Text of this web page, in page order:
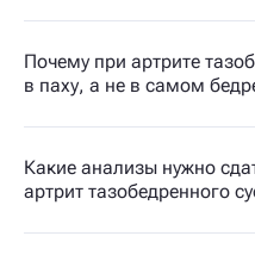
Почему при артрите
в паху, а не в самом
Какие анализы нужно
артрит тазобедренного